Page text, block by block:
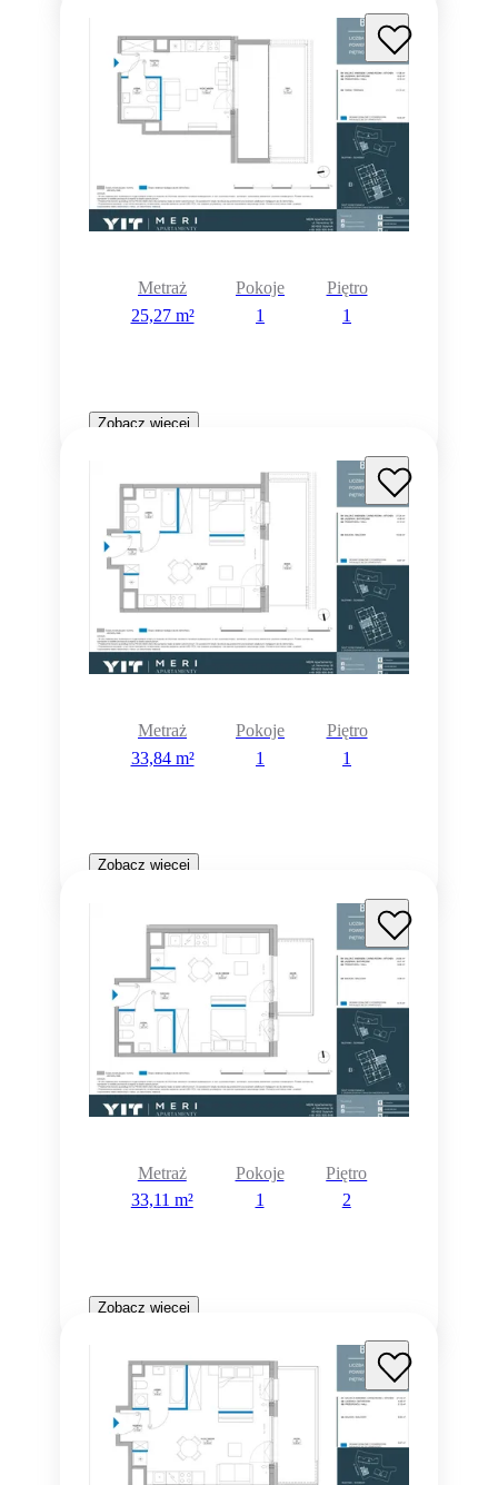
Metraż
25,27 m²
Pokoje
1
Piętro
1
Zobacz więcej
Metraż
33,84 m²
Pokoje
1
Piętro
1
Zobacz więcej
Metraż
33,11 m²
Pokoje
1
Piętro
2
Zobacz więcej